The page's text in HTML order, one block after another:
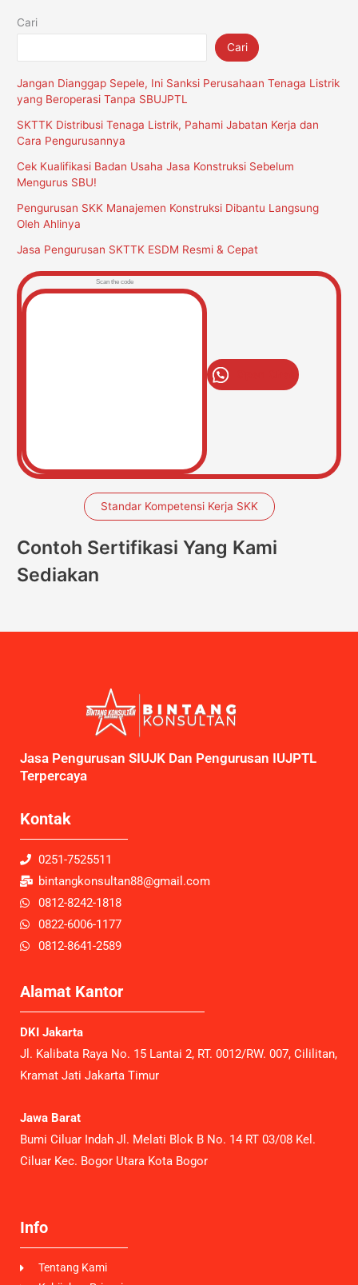
Cari
Cari
Jangan Dianggap Sepele, Ini Sanksi Perusahaan Tenaga Listrik
yang Beroperasi Tanpa SBUJPTL
SKTTK Distribusi Tenaga Listrik, Pahami Jabatan Kerja dan
Cara Pengurusannya
Cek Kualifikasi Badan Usaha Jasa Konstruksi Sebelum
Mengurus SBU!
Pengurusan SKK Manajemen Konstruksi Dibantu Langsung
Oleh Ahlinya
Jasa Pengurusan SKTTK ESDM Resmi & Cepat
Scan the code
Standar Kompetensi Kerja SKK
Contoh Sertifikasi Yang Kami
Sediakan
Jasa Pengurusan SIUJK Dan Pengurusan IUJPTL
Terpercaya
Kontak
0251-7525511
bintangkonsultan88@gmail.com
0812-8242-1818
0822-6006-1177
0812-8641-2589
Alamat Kantor
DKI Jakarta
Jl. Kalibata Raya No. 15 Lantai 2, RT. 0012/RW. 007, Cililitan,
Kramat Jati Jakarta Timur
Jawa Barat
Bumi Ciluar Indah Jl. Melati Blok B No. 14 RT 03/08 Kel.
Ciluar Kec. Bogor Utara Kota Bogor
Info
Tentang Kami